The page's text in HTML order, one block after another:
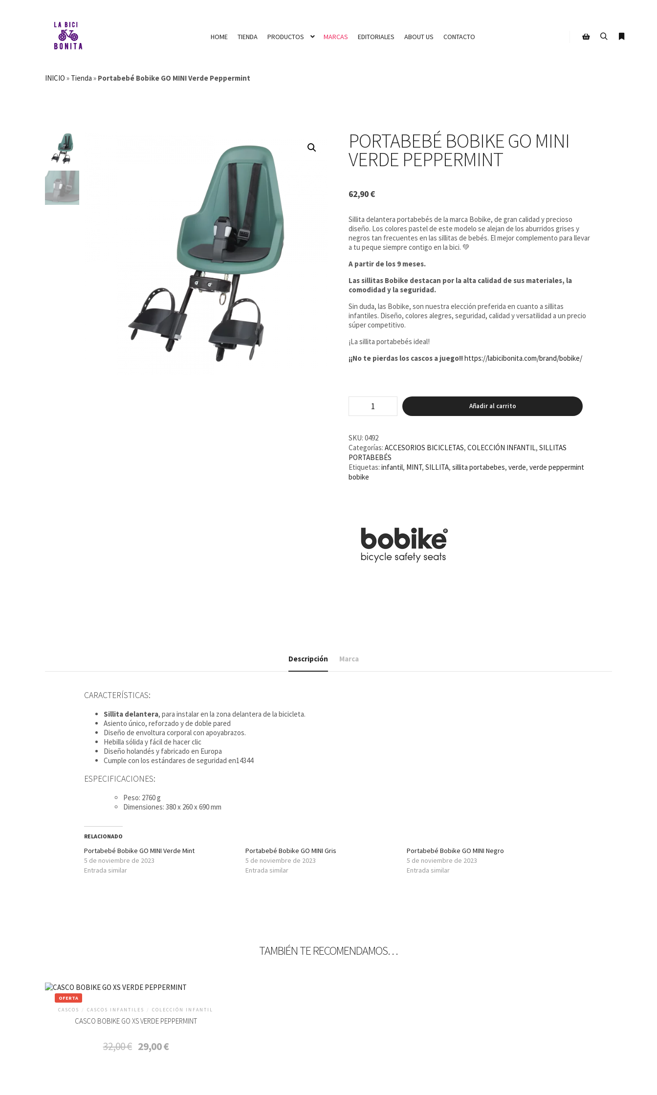
HOME TIENDA PRODUCTOS MARCAS EDITORIALES ABOUT US CONTACTO
INICIO » Tienda » Portabebé Bobike GO MINI Verde Peppermint
PORTABEBÉ BOBIKE GO MINI
VERDE PEPPERMINT
62,90€
Sillita delantera portabebés de la marca Bobike, de gran calidad y precioso
diseño. Los colores pastel de este modelo se alejan de los aburridos grises y
negros tan frecuentes en las sillitas de bebés. El mejor complemento para llevar
a tu peque siempre contigo en la bici. 💚
A partir de los 9 meses.
Las sillitas Bobike destacan por la alta calidad de sus materiales, la
comodidad y la seguridad.
Sin duda, las Bobike, son nuestra elección preferida en cuanto a sillitas
infantiles. Diseño, colores alegres, seguridad, calidad y versatilidad a un precio
súper competitivo.
¡La sillita portabebés ideal!
¡¡No te pierdas los cascos a juego!!https://labicibonita.com/brand/bobike/
GO
Verde
Peppermint
cantidad
Añadir al carrito
SKU:0492
Categorías:ACCESORIOS BICICLETAS,COLECCIÓN INFANTIL,SILLITAS
PORTABEBÉS
Etiquetas:infantil, MINT,SILLITA,sillita portabebes,verde,verde peppermint
bobike
Descripción Marca
CARACTERÍSTICAS:
Sillita delantera, para instalar en la zona delantera de la bicicleta.
Asiento único, reforzado y de doble pared
Diseño de envoltura corporal con apoyabrazos.
Hebilla sólida y fácil de hacer clic
Diseño holandés y fabricado en Europa
Cumple con los estándares de seguridad en14344
ESPECIFICACIONES:
Peso: 2760 g
Dimensiones: 380 x 260 x 690 mm
RELACIONADO
Portabebé Bobike GO MINI Verde Mint
5 de noviembre de 2023
Entrada similar
Portabebé Bobike GO MINI Gris
5 de noviembre de 2023
Entrada similar
Portabebé Bobike GO MINI Negro
5 de noviembre de 2023
Entrada similar
TAMBIÉN TE RECOMENDAMOS…
OFERTA
CASCOS
/ CASCOS INFANTILES / COLECCIÓN INFANTIL
CASCO BOBIKE GO XS VERDE PEPPERMINT
32,00€ precio
29,00€El
precio